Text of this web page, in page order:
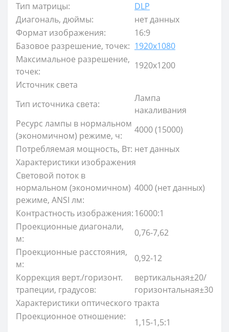
Тип матрицы:
DLP
Диагональ, дюймы:
нет данных
Формат изображения:
16:9
Базовое разрешение, точек: 1920x1080
Максимальное разрешение,
точек:
1920x1200
Источник света
Тип источника света:
Лампа
накаливания
Ресурс лампы в нормальном
(экономичном) режиме, ч:
4000 (15000)
Потребляемая мощность, Вт: нет данных
Характеристики изображения
Световой поток в
нормальном (экономичном)
режиме, ANSI лм:
4000 (нет данных)
Контрастность изображения:16000:1
Проекционные диагонали,
м:
0,76-7,62
Проекционные расстояния,
м:
0,92-12
Коррекция верт./горизонт.
трапеции, градусов:
вертикальная±20/
горизонтальная±30
Характеристики оптического тракта
Проекционное отношение:
1,15-1,5:1